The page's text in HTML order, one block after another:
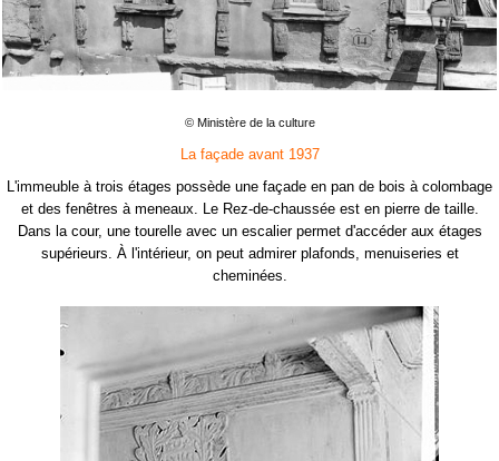
© Ministère de la culture
La façade avant 1937
L'immeuble à trois étages possède une façade en pan de bois à colombage
et des fenêtres à meneaux. Le Rez-de-chaussée est en pierre de taille.
Dans la cour, une tourelle avec un escalier permet d'accéder aux étages
supérieurs. À l'intérieur, on peut admirer plafonds, menuiseries et
cheminées.